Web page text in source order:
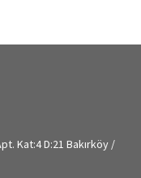
Kat:4 D:21 Bakırköy /